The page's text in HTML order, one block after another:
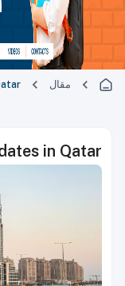
مقال
in Qatar